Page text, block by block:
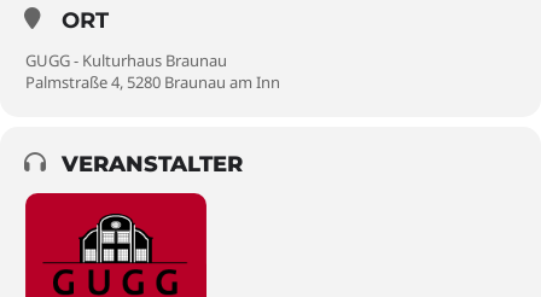
ORT
GUGG - Kulturhaus Braunau
Palmstraße 4, 5280 Braunau am Inn
VERANSTALTER